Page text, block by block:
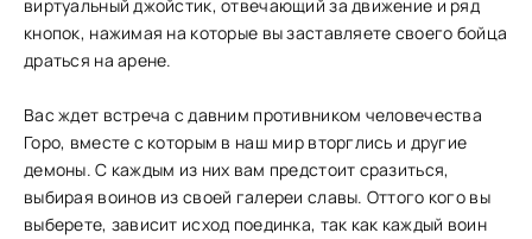
виртуальный джойстик, отвечающий за движение и ряд
кнопок, нажимая на которые вы заставляете своего бойца
драться на арене.
Вас ждет встреча с давним противником человечества
Горо, вместе с которым в наш мир вторглись и другие
демоны. С каждым из них вам предстоит сразиться,
выбирая воинов из своей галереи славы. Оттого кого вы
выберете, зависит исход поединка, так как каждый воин